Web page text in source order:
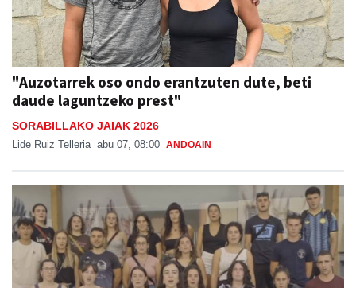
"Auzotarrek oso ondo erantzuten dute, beti
daude laguntzeko prest"
SORABILLAKO JAIAK 2026
Lide Ruiz Telleria abu 07, 08:00 ANDOAIN